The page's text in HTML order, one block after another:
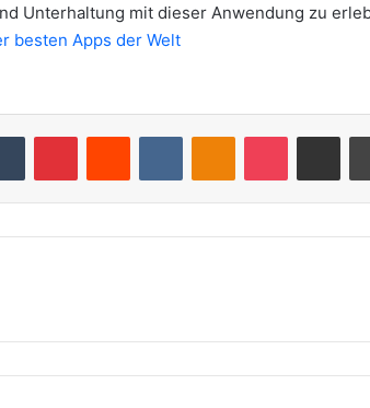
Unterhaltung mit dieser Anwendung zu
besten Apps der Welt